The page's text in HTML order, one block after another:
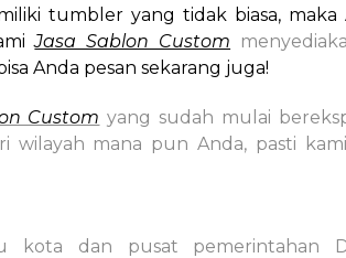
tumbler yang tidak biasa,
Jasa Sablon Custom
Anda pesan sekarang juga!
Custom yang sudah mulai
wilayah mana pun Anda, pasti
kota dan pusat pemerintahan